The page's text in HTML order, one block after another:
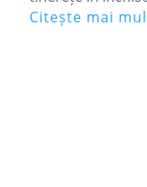
Citește mai